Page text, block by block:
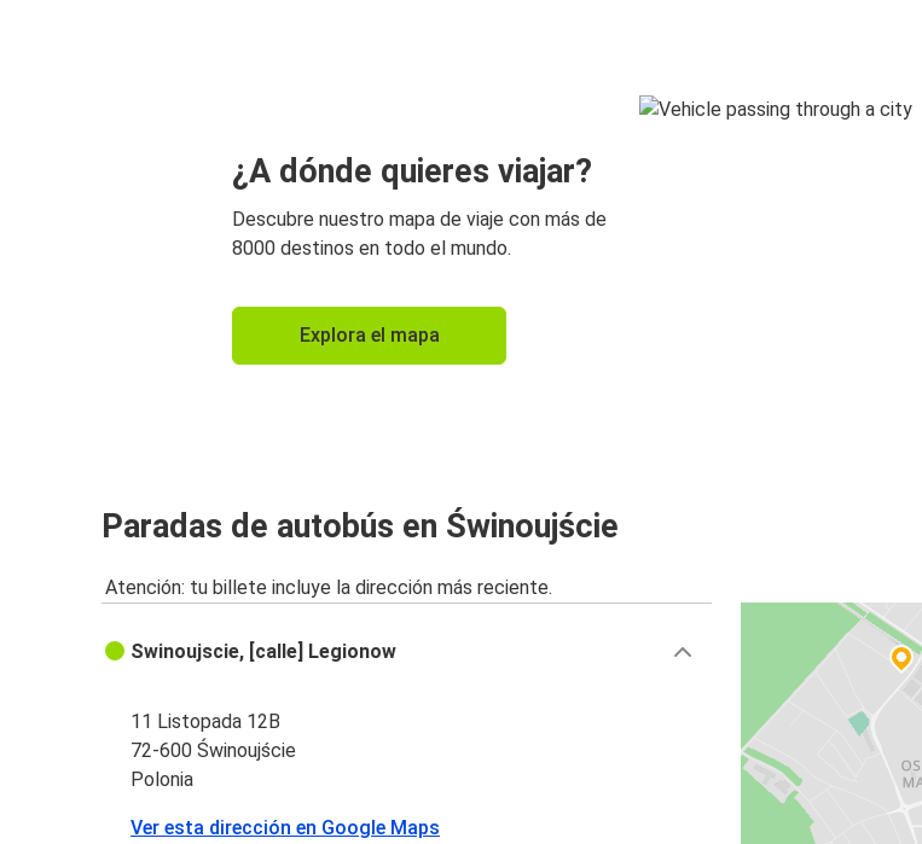
¿A dónde quieres viajar?
Descubre nuestro mapa de viaje con más de
8000 destinos en todo el mundo.
Explora el mapa
Paradas de autobús en Świnoujście
Atención: tu billete incluye la dirección más reciente.
Swinoujscie, [calle] Legionow
11 Listopada 12B
72-600 Świnoujście
Polonia
Ver esta dirección en Google Maps